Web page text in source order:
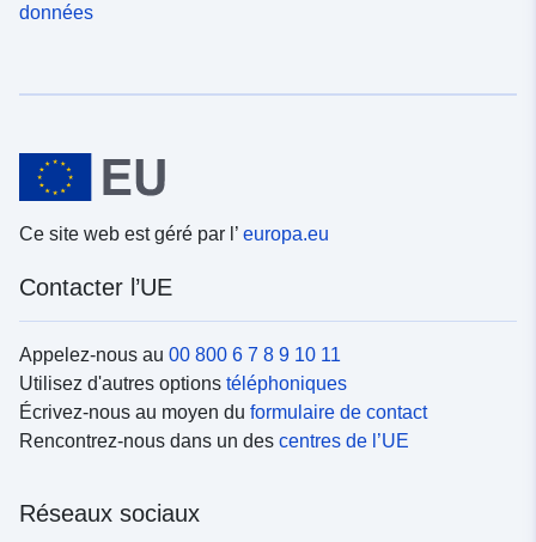
données
Ce site web est géré par l’ europa.eu
Contacter l’UE
Appelez-nous au 00 800 6 7 8 9 10 11
Utilisez d'autres options téléphoniques
Écrivez-nous au moyen du formulaire de contact
Rencontrez-nous dans un des centres de l’UE
Réseaux sociaux